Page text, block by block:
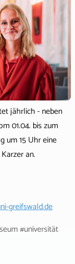
jährlich - neben
01.04. bis zum
um 15 Uhr eine
an.
greifswald.de
#universität